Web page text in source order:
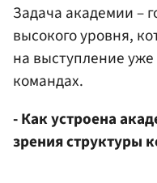
Задача академии –
высокого уровня,
на выступление
командах.
- Как устроена
зрения структуры